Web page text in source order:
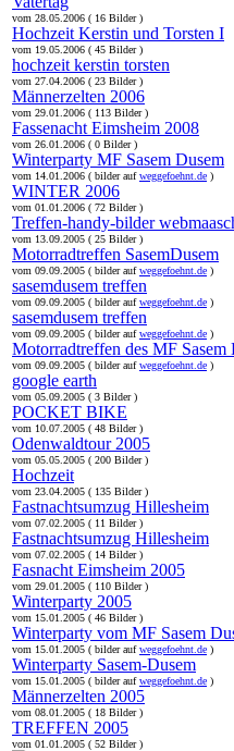
vom 28.05.2006 ( 16 Bilder )
Hochzeit Kerstin und Torsten I
vom 19.05.2006 ( 45 Bilder )
hochzeit kerstin torsten
vom 27.04.2006 ( 23 Bilder )
Männerzelten 2006
vom 29.01.2006 ( 113 Bilder )
Fassenacht Eimsheim 2008
vom 26.01.2006 ( 0 Bilder )
Winterparty MF Sasem Dusem
vom 14.01.2006 ( bilder aufweggefoehnt.de )
WINTER 2006
vom 01.01.2006 ( 72 Bilder )
Treffen-handy-bilder
vom 13.09.2005 ( 25 Bilder )
Motorradtreffen SasemDusem
vom 09.09.2005 ( bilder aufweggefoehnt.de )
sasemdusem treffen
vom 09.09.2005 ( bilder aufweggefoehnt.de )
sasemdusem treffen
vom 09.09.2005 ( bilder aufweggefoehnt.de )
Motorradtreffen des MF Sasem
vom 09.09.2005 ( bilder aufweggefoehnt.de )
google earth
vom 05.09.2005 ( 3 Bilder )
POCKET BIKE
vom 10.07.2005 ( 48 Bilder )
Odenwaldtour 2005
vom 05.05.2005 ( 200 Bilder )
Hochzeit
vom 23.04.2005 ( 135 Bilder )
Fastnachtsumzug Hillesheim
vom 07.02.2005 ( 11 Bilder )
Fastnachtsumzug Hillesheim
vom 07.02.2005 ( 14 Bilder )
Fasnacht Eimsheim 2005
vom 29.01.2005 ( 110 Bilder )
Winterparty 2005
vom 15.01.2005 ( 46 Bilder )
Winterparty vom MF Sasem
vom 15.01.2005 ( bilder aufweggefoehnt.de )
Winterparty Sasem-Dusem
vom 15.01.2005 ( bilder aufweggefoehnt.de )
Männerzelten 2005
vom 08.01.2005 ( 18 Bilder )
TREFFEN 2005
vom 01.01.2005 ( 52 Bilder )